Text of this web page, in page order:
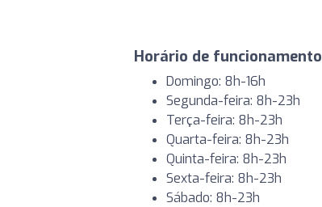
Horário de funcionamento
Domingo: 8h-16h
Segunda-feira: 8h-23h
Terça-feira: 8h-23h
Quarta-feira: 8h-23h
Quinta-feira: 8h-23h
Sexta-feira: 8h-23h
Sábado: 8h-23h